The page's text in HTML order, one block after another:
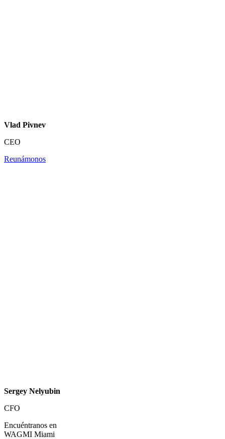
Vlad Pivnev
CEO
Reunámonos
Sergey Nelyubin
CFO
Encuéntranos en
WAGMI Miami